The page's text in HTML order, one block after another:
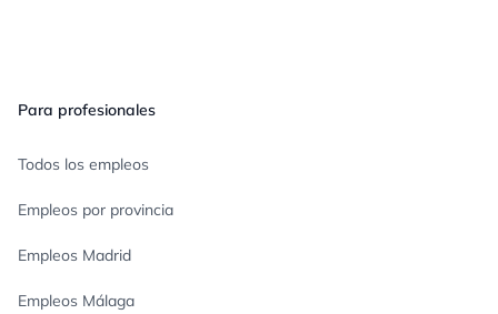
Para profesionales
Todos los empleos
Empleos por provincia
Empleos Madrid
Empleos Málaga